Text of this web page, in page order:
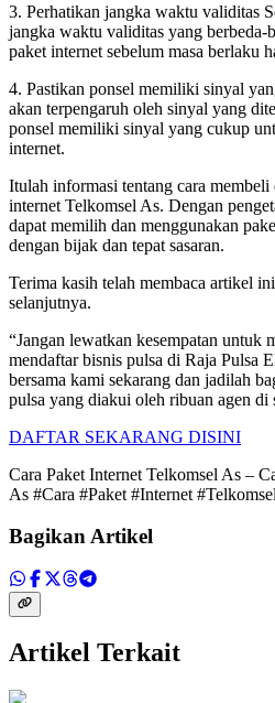
3. Perhatikan jangka waktu validitas
jangka waktu validitas yang berbeda-
paket internet sebelum masa berlaku
4. Pastikan ponsel memiliki sinyal
akan terpengaruh oleh sinyal yang
ponsel memiliki sinyal yang cukup
internet.
Itulah informasi tentang cara
internet Telkomsel As. Dengan
dapat memilih dan menggunakan
dengan bijak dan tepat sasaran.
Terima kasih telah membaca artikel
selanjutnya.
“Jangan lewatkan kesempatan untuk
mendaftar bisnis pulsa di Raja Pulsa
bersama kami sekarang dan jadilah
pulsa yang diakui oleh ribuan agen di
DAFTAR SEKARANG DISINI
Cara Paket Internet Telkomsel As –
As #Cara #Paket #Internet #Telkomsel
Bagikan Artikel
Artikel Terkait